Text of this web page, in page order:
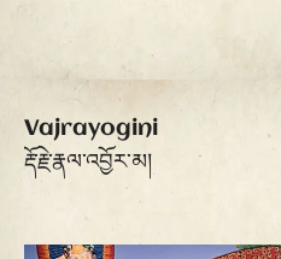
Vajrayogini
རྡོ་རྗེ་རྣལ་འབྱོར་མ།